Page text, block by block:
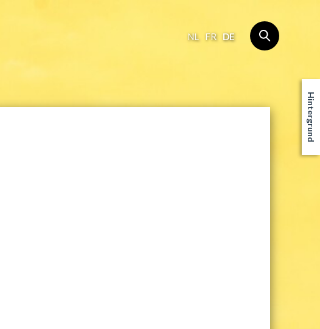
NL FR DE
Hintergrund